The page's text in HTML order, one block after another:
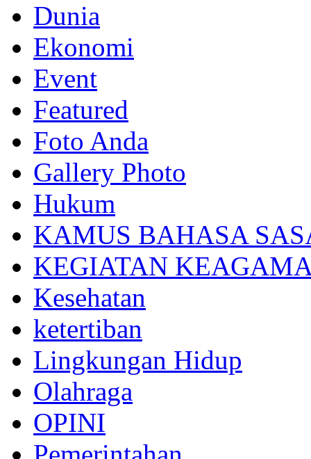
Dunia
Ekonomi
Event
Featured
Foto Anda
Gallery Photo
Hukum
KAMUS BAHASA
KEGIATAN
Kesehatan
ketertiban
Lingkungan Hidup
Olahraga
OPINI